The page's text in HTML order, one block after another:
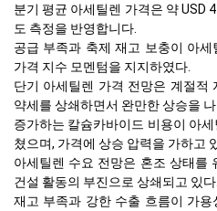
분기 평균 아세틸렌 가격은 약 USD
도 측정을 반영합니다.
공급 부족과 축제 재고 보충이 아
가격 지수 모멘텀을 지지하였다.
단기 아세틸렌 가격 전망은 계절적
약세를 상쇄하면서 완만한 상승을
증가하는 칼슘카바이드 비용이 아
쳤으며, 가격에 상승 압력을 가하고
아세틸렌 수요 전망은 혼조 상태를
건설 활동의 부진으로 상쇄되고 있다.
재고 부족과 강한 수출 흐름이 가